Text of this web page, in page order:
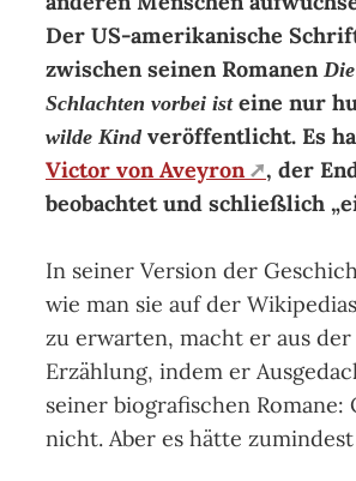
Der US-amerikanische
zwischen seinen Romanen
Schlachten vorbei isteine nur
wilde Kindveröffentlicht. Es
Victor von Aveyron
, der
beobachtet und schließlich
In seiner Version der
wie man sie auf der
zu erwarten, macht er aus
Erzählung, indem er
seiner biografischen
nicht. Aber es hätte